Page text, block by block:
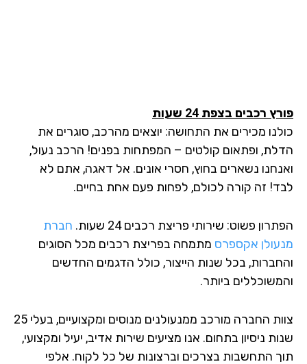
רכבים בצפת 24 שעות
מכירים את התחושה: יוצאים מהרכב, סוגרים את
ופתאום קולטים – המפתחות בפנים! הרכב נעול,
נשארים בחוץ, חסרי אונים. אל דאגה, אתם לא
זה קורה לכולם, לפחות פעם אחת בחיים.
פשוט: שירותי פריצת רכבים 24 שעות.
חברת
אקספרסמתמחה בפריצת רכבים מכל הסוגים
בכל שנות הייצור, כולל הדגמים החדשים
ביותר.
צוות החברה מורכב ממנעולנים מנוסים ומקצועיים, בעלי 25
ניסיון בתחום. אנו מציעים שירות אדיב, יעיל ומקצועי,
התחשבות בצרכים וברצונות של כל לקוח. אלפי